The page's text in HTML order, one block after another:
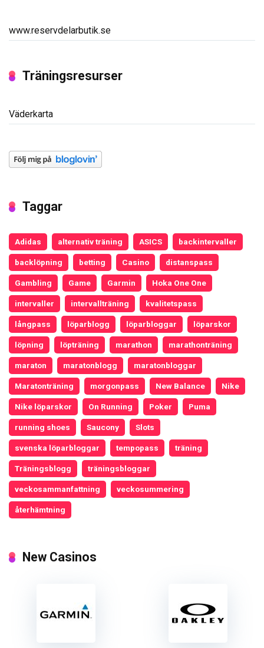
www.reservdelarbutik.se
Träningsresurser
Väderkarta
Taggar
Adidas alternativ träning ASICS backintervaller
backlöpning betting Casino distanspass
Gambling Game Garmin Hoka One One
intervaller intervallträning kvalitetspass
långpass löparblogg löparbloggar löparskor
löpning löpträning marathon marathonträning
maraton maratonblogg maratonbloggar
Maratonträning morgonpass New Balance Nike
Nike löparskor On Running Poker Puma
running shoes Saucony Slots
svenska löparbloggar tempopass träning
Träningsblogg träningsbloggar
veckosammanfattning veckosummering
återhämtning
New Casinos